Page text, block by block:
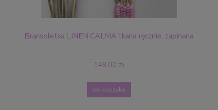
Bransoletka LINEN CALMA tkana ręcznie, zapinana
149,00 zł
do koszyka